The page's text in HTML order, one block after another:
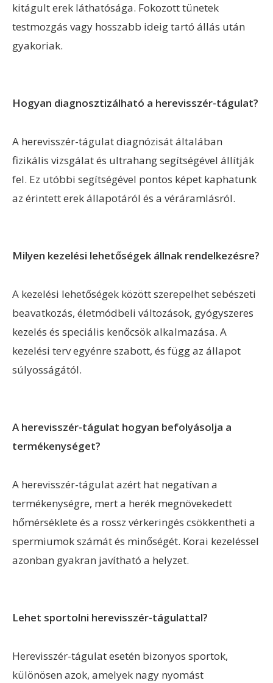
kitágult erek láthatósága. Fokozott tünetek
testmozgás vagy hosszabb ideig tartó állás után
gyakoriak.
Hogyan diagnosztizálható a herevisszér-tágulat?
A herevisszér-tágulat diagnózisát általában
fizikális vizsgálat és ultrahang segítségével állítják
fel. Ez utóbbi segítségével pontos képet kaphatunk
az érintett erek állapotáról és a véráramlásról.
Milyen kezelési lehetőségek állnak rendelkezésre?
A kezelési lehetőségek között szerepelhet sebészeti
beavatkozás, életmódbeli változások, gyógyszeres
kezelés és speciális kenőcsök alkalmazása. A
kezelési terv egyénre szabott, és függ az állapot
súlyosságától.
A herevisszér-tágulat hogyan befolyásolja a
termékenységet?
A herevisszér-tágulat azért hat negatívan a
termékenységre, mert a herék megnövekedett
hőmérséklete és a rossz vérkeringés csökkentheti a
spermiumok számát és minőségét. Korai kezeléssel
azonban gyakran javítható a helyzet.
Lehet sportolni herevisszér-tágulattal?
Herevisszér-tágulat esetén bizonyos sportok,
különösen azok, amelyek nagy nyomást